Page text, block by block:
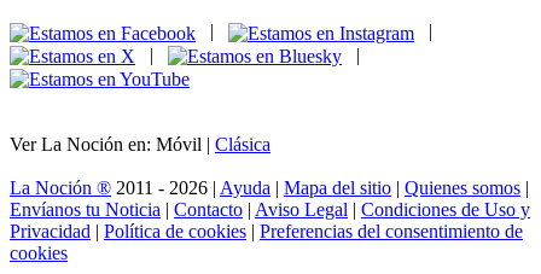
|
|
Ver La Noción en: Móvil | Clásica
La Noción ® 2011 - 2026 | Ayuda | Mapa del sitio | Quienes somos |
Envíanos tu Noticia | Contacto | Aviso Legal | Condiciones de Uso y
Privacidad | Política de cookies | Preferencias del consentimiento de
cookies